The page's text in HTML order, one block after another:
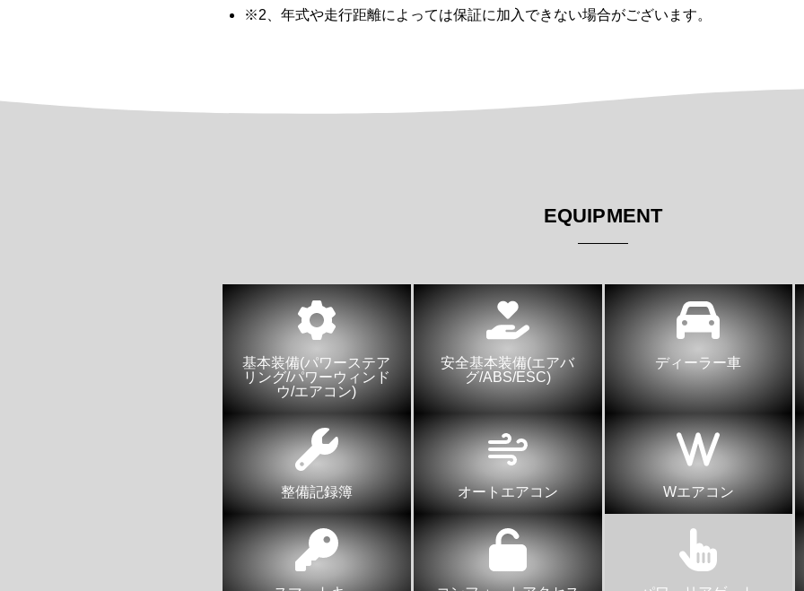
※2、年式や走行距離によっては保証に加入できない場合がございます。
EQUIPMENT
基本装備(パワーステア
リング/パワーウィンド
ウ/エアコン)
安全基本装備(エアバ
グ/ABS/ESC)
ディーラー車
整備記録簿 オートエアコン Wエアコン